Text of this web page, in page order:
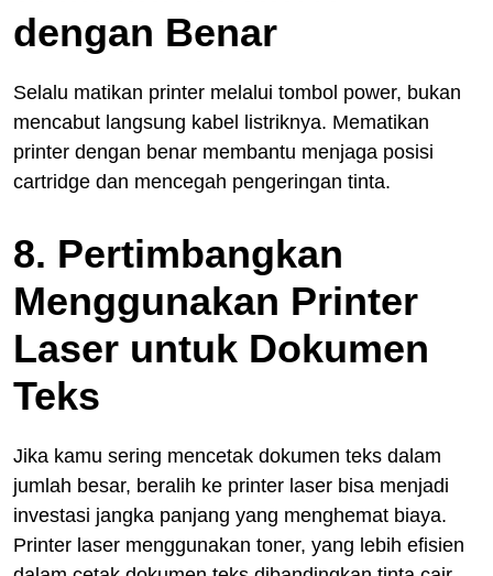
dengan Benar
Selalu matikan printer melalui tombol power, bukan
mencabut langsung kabel listriknya. Mematikan
printer dengan benar membantu menjaga posisi
cartridge dan mencegah pengeringan tinta.
8. Pertimbangkan
Menggunakan Printer
Laser untuk Dokumen
Teks
Jika kamu sering mencetak dokumen teks dalam
jumlah besar, beralih ke printer laser bisa menjadi
investasi jangka panjang yang menghemat biaya.
Printer laser menggunakan toner, yang lebih efisien